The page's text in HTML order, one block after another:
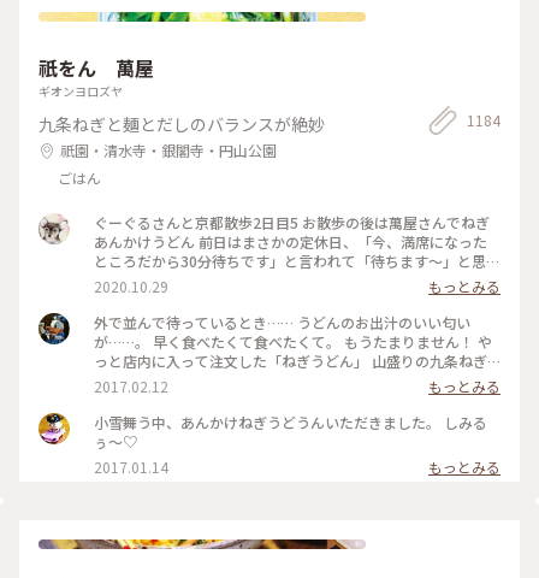
祇をん 萬屋
ギオンヨロズヤ
九条ねぎと麺とだしのバランスが絶妙
祇園・清水寺・銀閣寺・円山公園
ごはん
1184
ぐーぐるさんと京都散歩2日目5 お散歩の後は萬屋さんでねぎ
あんかけうどん 前日はまさかの定休日、「今、満席になった
ところだから30分待ちです」と言われて「待ちます〜」と思わ
ず♡︎😆 検温もして無事にいただきました❣️ #小さな秋 #京都 #
食欲の秋
2020.10.29
もっとみる
外で並んで待っているとき…… うどんのお出汁のいい匂い
が……。 早く食べたくて食べたくて。 もうたまりません！ や
っと店内に入って注文した「ねぎうどん」 山盛りの九条ねぎ
と、おろし生姜がのってやってきました！ あ～～もう幸せ
～！ 出汁の匂いを嗅ぎながら、ねぎと生姜、ねぎとうどん、
出汁の順で、あっという間に平らげてしまいました。 食べ終
わったときに友人と目を合わせて笑顔でほっこり！ 身も心も
2017.02.12
もっとみる
小雪舞う中、あんかけねぎうどうんいただきました。 しみる
ぅ〜♡
2017.01.14
もっとみる